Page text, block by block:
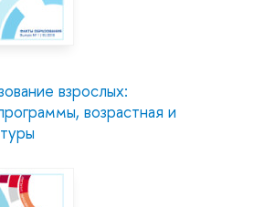
взрослых:
возрастная и